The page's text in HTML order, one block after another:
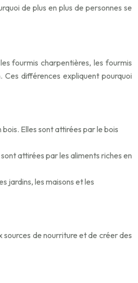
de plus en plus de personnes se
fourmis charpentières, les fourmis
différences expliquent pourquoi
Elles sont attirées par le bois
attirées par les aliments riches en
jardins, les maisons et les
sources de nourriture et de créer des